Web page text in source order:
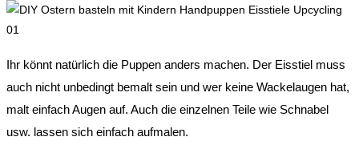
Ihr könnt natürlich die Puppen anders machen. Der Eisstiel muss
auch nicht unbedingt bemalt sein und wer keine Wackelaugen hat,
malt einfach Augen auf. Auch die einzelnen Teile wie Schnabel
usw. lassen sich einfach aufmalen.